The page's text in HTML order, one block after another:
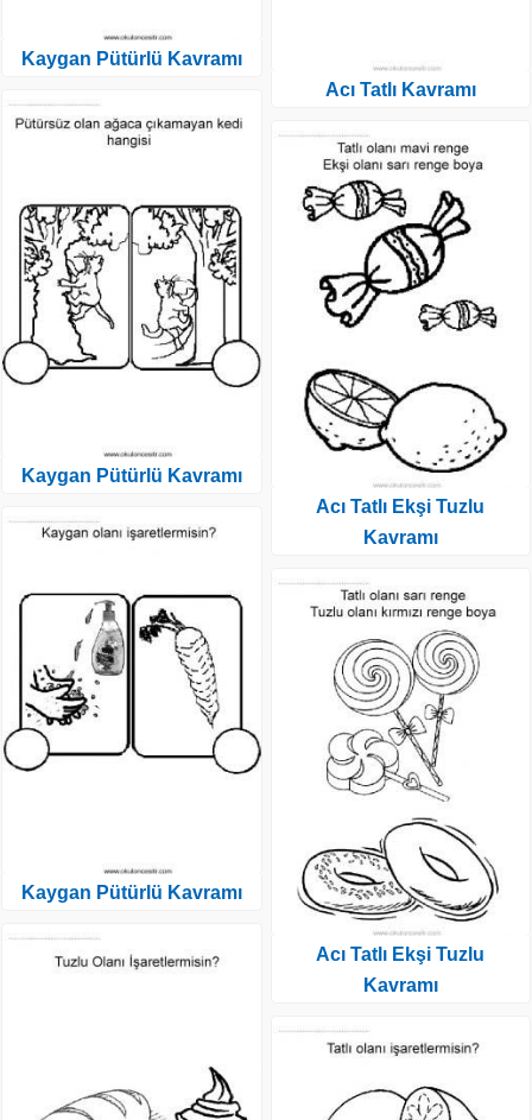
Kaygan Pütürlü Kavramı
Kaygan Pütürlü Kavramı
Kaygan Pütürlü Kavramı
Acı Tatlı Kavramı
Acı Tatlı Ekşi Tuzlu
Kavramı
Acı Tatlı Ekşi Tuzlu
Kavramı